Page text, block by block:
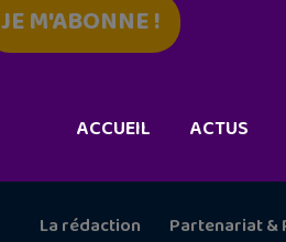
JE M'ABONNE !
ACCUEIL ACTUS
La rédaction Partenariat &